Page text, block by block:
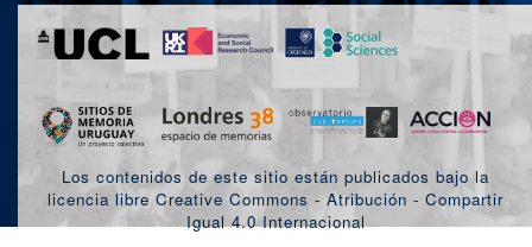
Los contenidos de este sitio están publicados bajo la
licencia libre Creative Commons - Atribución - Compartir
Igual 4.0 Internacional